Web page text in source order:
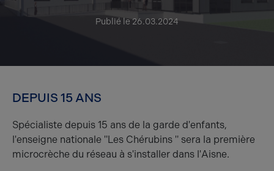
Publié le 26.03.2024
DEPUIS 15 ANS
Spécialiste depuis 15 ans de la garde d'enfants,
l'enseigne nationale "Les Chérubins " sera la première
microcrèche du réseau à s'installer dans l'Aisne.